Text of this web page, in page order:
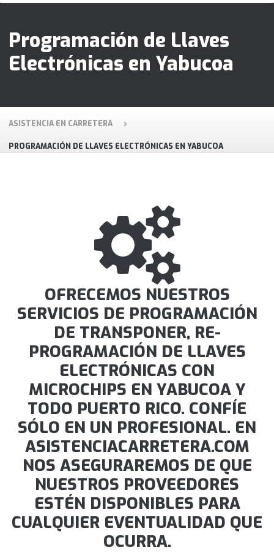
Programación de Llaves
Electrónicas en Yabucoa
ASISTENCIA EN CARRETERA
PROGRAMACIÓN DE LLAVES ELECTRÓNICAS EN YABUCOA
OFRECEMOS NUESTROS
SERVICIOS DE PROGRAMACIÓN
DE TRANSPONER, RE-
PROGRAMACIÓN DE LLAVES
ELECTRÓNICAS CON
MICROCHIPS EN YABUCOA Y
TODO PUERTO RICO. CONFÍE
SÓLO EN UN PROFESIONAL. EN
ASISTENCIACARRETERA.COM
NOS ASEGURAREMOS DE QUE
NUESTROS PROVEEDORES
ESTÉN DISPONIBLES PARA
CUALQUIER EVENTUALIDAD QUE
OCURRA.